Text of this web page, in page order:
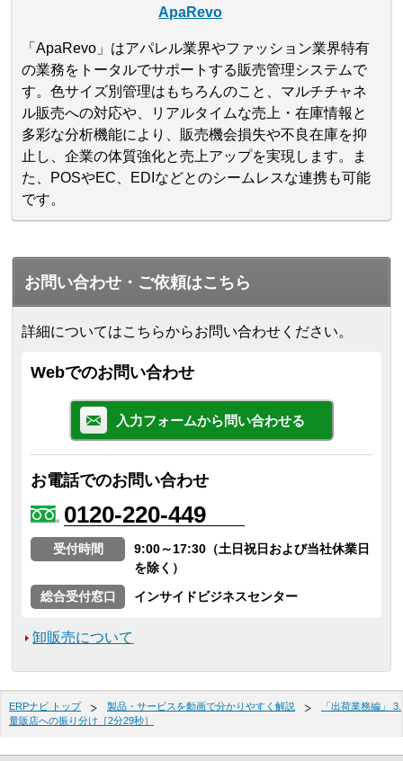
ApaRevo
「ApaRevo」はアパレル業界やファッション業界特有
の業務をトータルでサポートする販売管理システムで
す。色サイズ別管理はもちろんのこと、マルチチャネ
ル販売への対応や、リアルタイムな売上・在庫情報と
多彩な分析機能により、販売機会損失や不良在庫を抑
止し、企業の体質強化と売上アップを実現します。ま
た、POSやEC、EDIなどとのシームレスな連携も可能
です。
お問い合わせ・ご依頼はこちら
詳細についてはこちらからお問い合わせください。
Webでのお問い合わせ
入力フォームから問い合わせる
お電話でのお問い合わせ
0120-220-449
受付時間
9:00～17:30（土日祝日および当社休業日
を除く）
総合受付窓口
インサイドビジネスセンター
卸販売について
ERPナビ トップ 製品・サービスを動画で分かりやすく解説
「出荷業務編」 3.
量販店への振り分け［2分29秒］